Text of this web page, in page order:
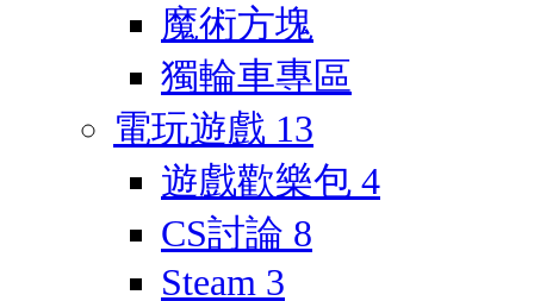
魔術方塊
獨輪車專區
電玩遊戲 13
遊戲歡樂包 4
CS討論 8
Steam 3